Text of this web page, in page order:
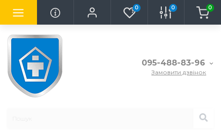
0 0 0
095-488-83-96
Замовити дзвінок